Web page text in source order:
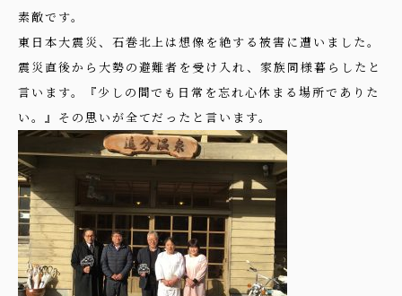
素敵です。
東日本大震災、石巻北上は想像を絶する被害に遭いました。
震災直後から大勢の避難者を受け入れ、家族同様暮らしたと
言います。『少しの間でも日常を忘れ心休まる場所でありた
い。』その思いが全てだったと言います。